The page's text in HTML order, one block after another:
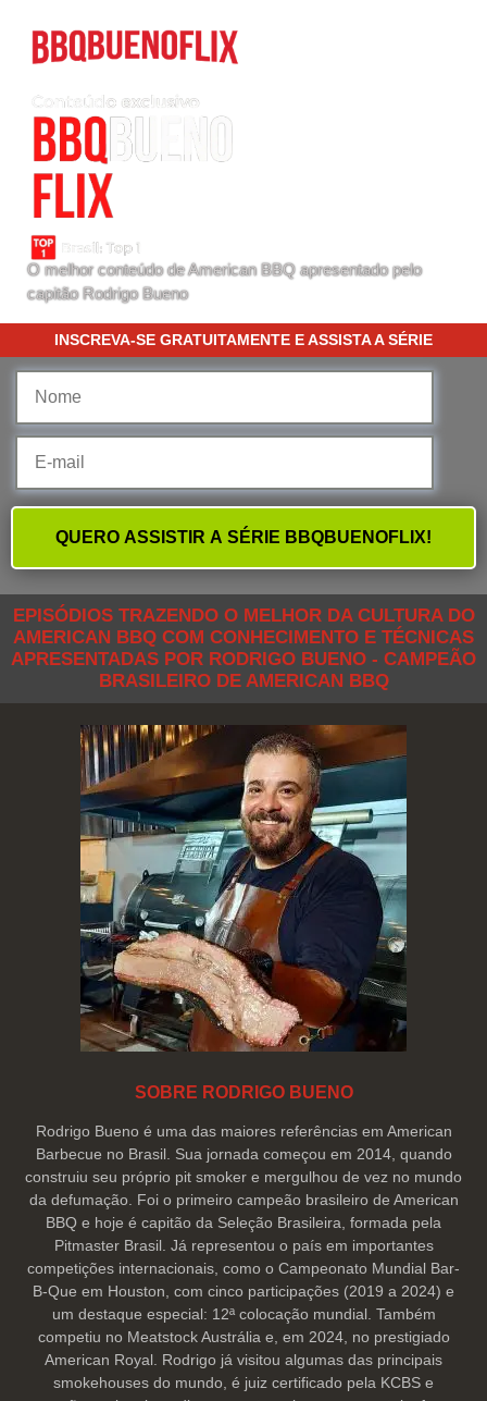
O melhor conteúdo de American BBQ apresentado pelo
capitão Rodrigo Bueno
INSCREVA-SE GRATUITAMENTE E ASSISTA A SÉRIE
EPISÓDIOS TRAZENDO O MELHOR DA CULTURA DO
AMERICAN BBQ COM CONHECIMENTO E TÉCNICAS
APRESENTADAS POR RODRIGO BUENO - CAMPEÃO
BRASILEIRO DE AMERICAN BBQ
SOBRE RODRIGO BUENO
Rodrigo Bueno é uma das maiores referências em American
Barbecue no Brasil. Sua jornada começou em 2014, quando
construiu seu próprio pit smoker e mergulhou de vez no mundo
da defumação. Foi o primeiro campeão brasileiro de American
BBQ e hoje é capitão da Seleção Brasileira, formada pela
Pitmaster Brasil. Já representou o país em importantes
competições internacionais, como o Campeonato Mundial Bar-
B-Que em Houston, com cinco participações (2019 a 2024) e
um destaque especial: 12ª colocação mundial. Também
competiu no Meatstock Austrália e, em 2024, no prestigiado
American Royal. Rodrigo já visitou algumas das principais
smokehouses do mundo, é juiz certificado pela KCBS e